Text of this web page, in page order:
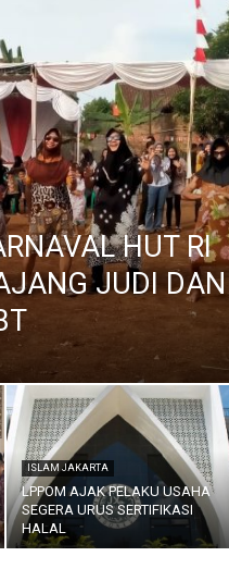
HUT RI
JUDI DAN
ISLAM JAKARTA
LPPOM AJAK PELAKU USAHA
SEGERA URUS SERTIFIKASI
HALAL